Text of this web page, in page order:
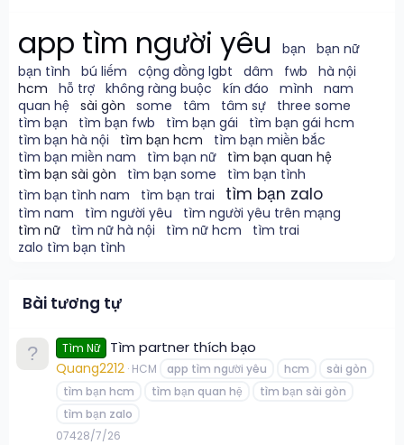
app tìm người yêu bạn
bạn nữ
bạn tình
bú liếm cộng đồng lgbt dâm fwb
hà nội
hcm
hỗ trợ không ràng buộc kín đáo mình
nam
quan hệ sài gòn some tâm tâm sự
three some
tìm bạn
tìm bạn fwb tìm bạn gái
tìm bạn gái hcm
tìm bạn hà nội
tìm bạn hcm
tìm bạn miền bắc
tìm bạn miền nam
tìm bạn nữ
tìm bạn quan hệ
tìm bạn sài gòn
tìm bạn some
tìm bạn tình
tìm bạn tình nam
tìm bạn trai tìm bạn zalo
tìm nam tìm người yêu
tìm người yêu trên mạng
tìm nữ
tìm nữ hà nội tìm nữ hcm
tìm trai
zalo tìm bạn tình
Bài tương tự
Tìm Nữ Tìm partner thích bạo
Quang2212 HCM app tìm người yêu hcm
sài gòn
tìm bạn hcm
tìm bạn quan hệ
tìm bạn sài gòn
tìm bạn zalo
07428/7/26